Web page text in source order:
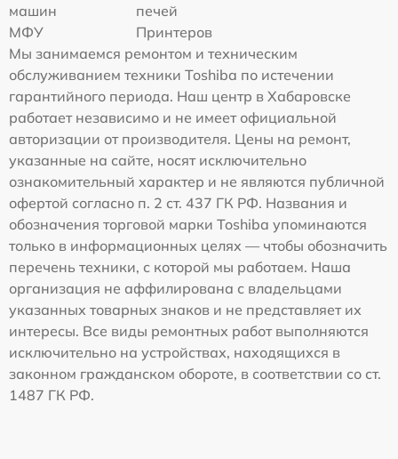
машин
печей
МФУ
Принтеров
Мы занимаемся ремонтом и техническим
обслуживанием техники Toshiba по истечении
гарантийного периода. Наш центр в Хабаровске
работает независимо и не имеет официальной
авторизации от производителя. Цены на ремонт,
указанные на сайте, носят исключительно
ознакомительный характер и не являются публичной
офертой согласно п. 2 ст. 437 ГК РФ. Названия и
обозначения торговой марки Toshiba упоминаются
только в информационных целях — чтобы обозначить
перечень техники, с которой мы работаем. Наша
организация не аффилирована с владельцами
указанных товарных знаков и не представляет их
интересы. Все виды ремонтных работ выполняются
исключительно на устройствах, находящихся в
законном гражданском обороте, в соответствии со ст.
1487 ГК РФ.